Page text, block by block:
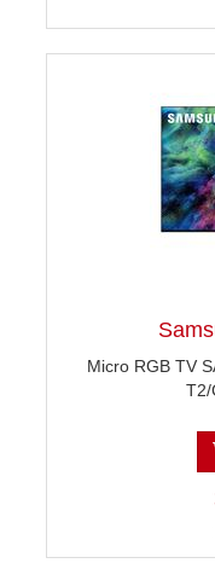
Micro RGB TV
T2/